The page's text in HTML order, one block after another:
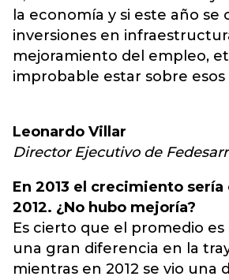
la economía y si este año se
inversiones en
mejoramiento del empleo,
improbable estar sobre esos
Leonardo Villar
Director Ejecutivo de
En 2013 el crecimiento sería
2012. ¿No hubo mejoría?
Es cierto que el promedio
una gran diferencia en la
mientras en 2012 se vio una